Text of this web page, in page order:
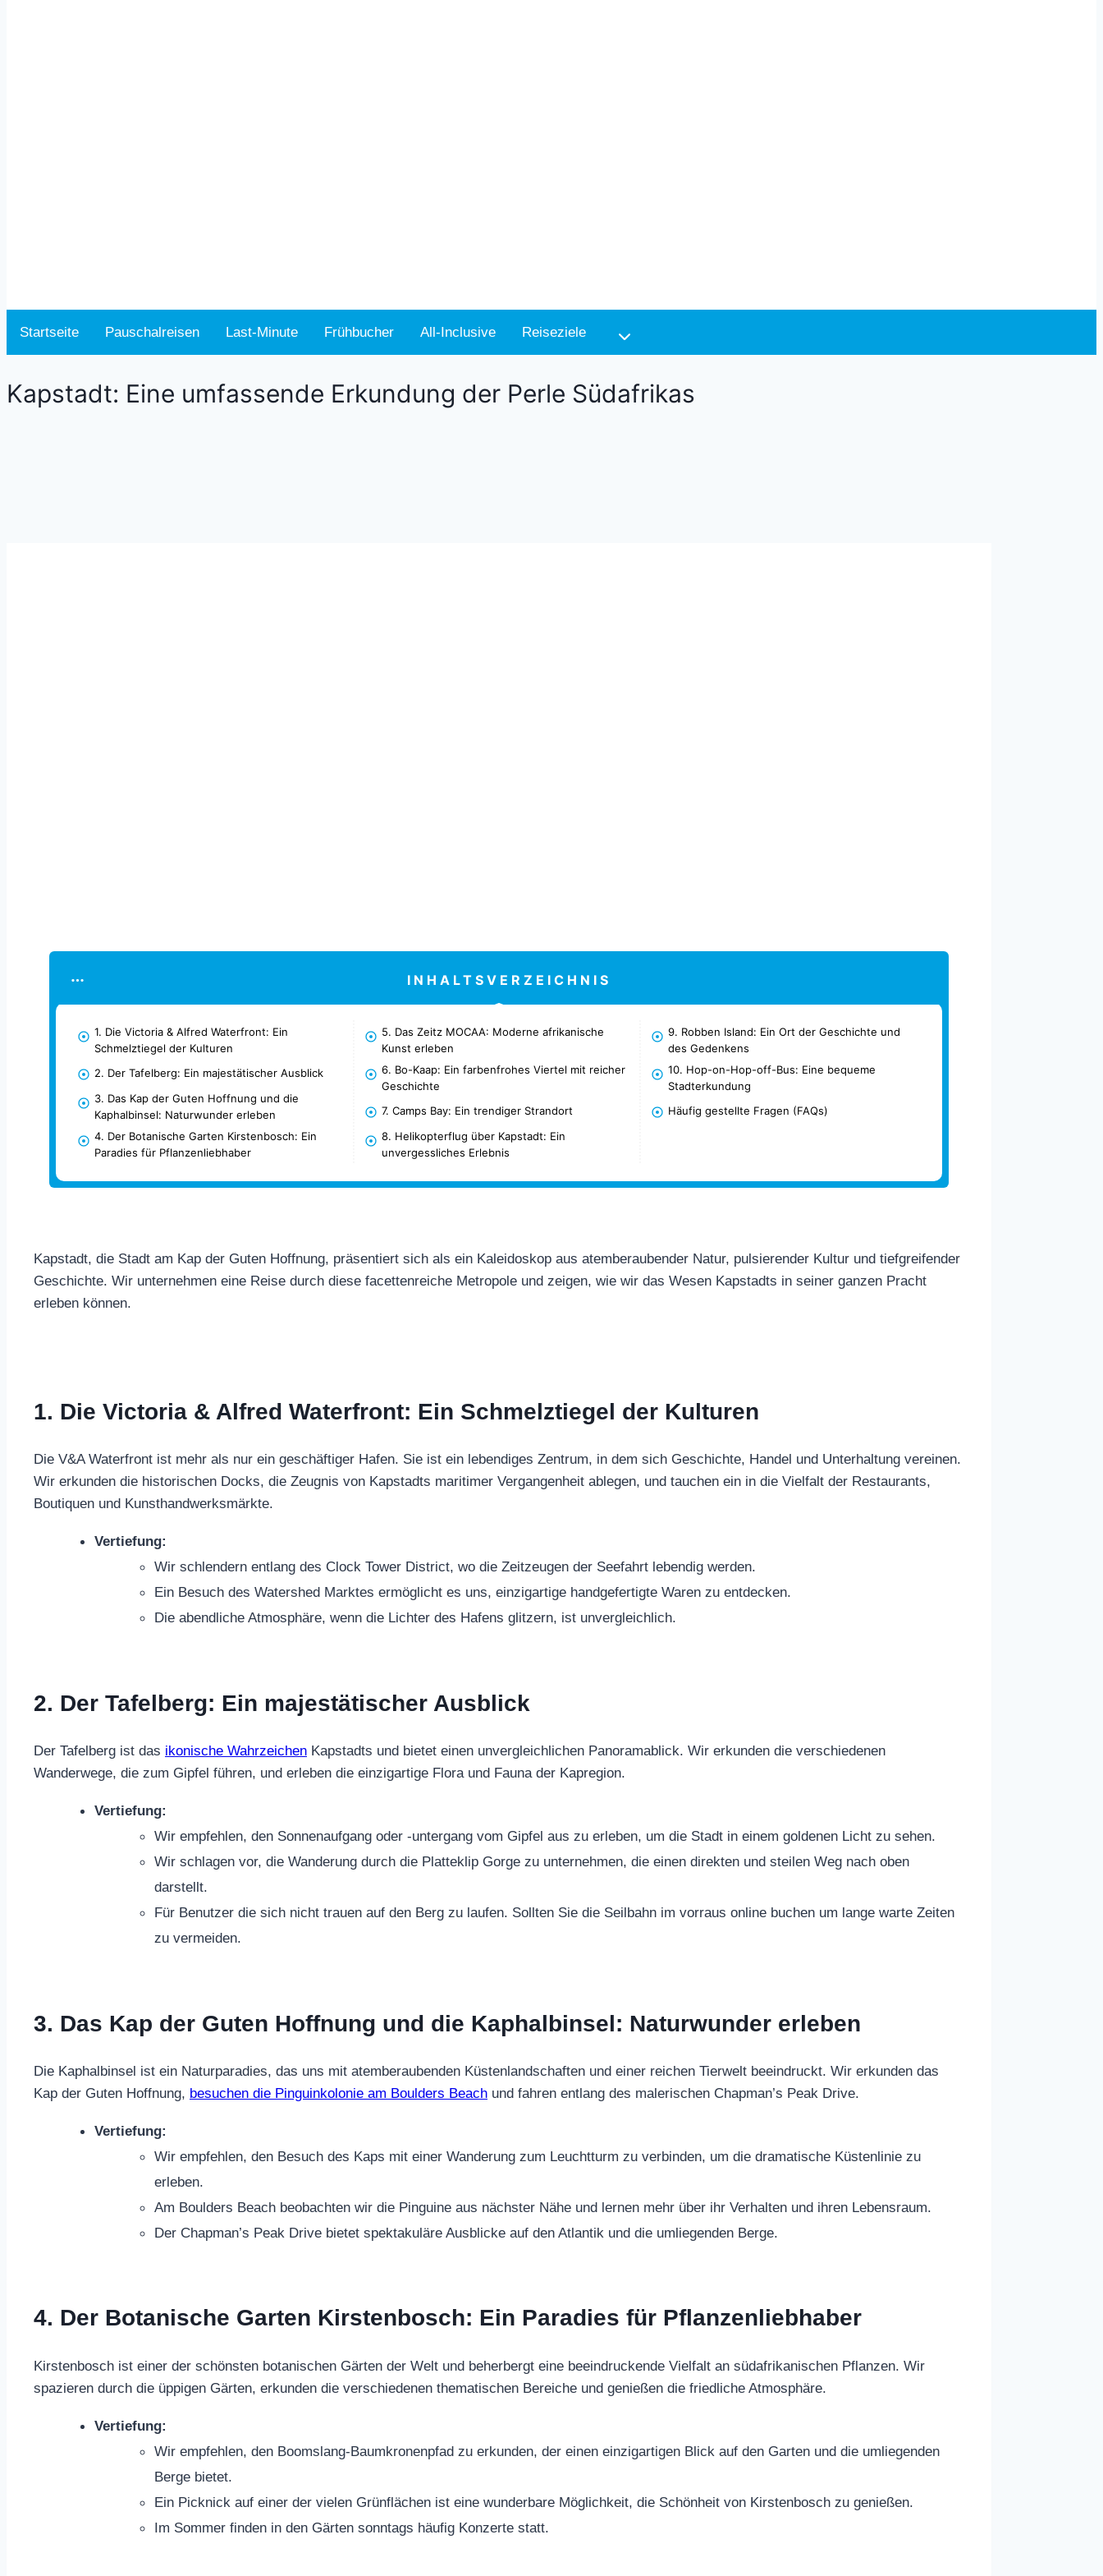
Startseite Pauschalreisen Last-Minute Frühbucher All-Inclusive Reiseziele
Kapstadt: Eine umfassende Erkundung der Perle Südafrikas
INHALTSVERZEICHNIS
1. Die Victoria & Alfred Waterfront: Ein
Schmelztiegel der Kulturen
2. Der Tafelberg: Ein majestätischer Ausblick
3. Das Kap der Guten Hoffnung und die
Kaphalbinsel: Naturwunder erleben
4. Der Botanische Garten Kirstenbosch: Ein
Paradies für Pflanzenliebhaber
5. Das Zeitz MOCAA: Moderne afrikanische
Kunst erleben
6. Bo-Kaap: Ein farbenfrohes Viertel mit reicher
Geschichte
7. Camps Bay: Ein trendiger Strandort
8. Helikopterflug über Kapstadt: Ein
unvergessliches Erlebnis
9. Robben Island: Ein Ort der Geschichte und
des Gedenkens
10. Hop-on-Hop-off-Bus: Eine bequeme
Stadterkundung
Häufig gestellte Fragen (FAQs)
Kapstadt, die Stadt am Kap der Guten Hoffnung, präsentiert sich als ein Kaleidoskop aus atemberaubender Natur, pulsierender Kultur und tiefgreifender
Geschichte. Wir unternehmen eine Reise durch diese facettenreiche Metropole und zeigen, wie wir das Wesen Kapstadts in seiner ganzen Pracht
erleben können.
1. Die Victoria & Alfred Waterfront: Ein Schmelztiegel der Kulturen
Die V&A Waterfront ist mehr als nur ein geschäftiger Hafen. Sie ist ein lebendiges Zentrum, in dem sich Geschichte, Handel und Unterhaltung vereinen.
Wir erkunden die historischen Docks, die Zeugnis von Kapstadts maritimer Vergangenheit ablegen, und tauchen ein in die Vielfalt der Restaurants,
Boutiquen und Kunsthandwerksmärkte.
Vertiefung:
Wir schlendern entlang des Clock Tower District, wo die Zeitzeugen der Seefahrt lebendig werden.
Ein Besuch des Watershed Marktes ermöglicht es uns, einzigartige handgefertigte Waren zu entdecken.
Die abendliche Atmosphäre, wenn die Lichter des Hafens glitzern, ist unvergleichlich.
2. Der Tafelberg: Ein majestätischer Ausblick
Der Tafelberg ist das ikonische Wahrzeichen Kapstadts und bietet einen unvergleichlichen Panoramablick. Wir erkunden die verschiedenen
Wanderwege, die zum Gipfel führen, und erleben die einzigartige Flora und Fauna der Kapregion.
Vertiefung:
Wir empfehlen, den Sonnenaufgang oder -untergang vom Gipfel aus zu erleben, um die Stadt in einem goldenen Licht zu sehen.
Wir schlagen vor, die Wanderung durch die Platteklip Gorge zu unternehmen, die einen direkten und steilen Weg nach oben
darstellt.
Für Benutzer die sich nicht trauen auf den Berg zu laufen. Sollten Sie die Seilbahn im vorraus online buchen um lange warte Zeiten
zu vermeiden.
3. Das Kap der Guten Hoffnung und die Kaphalbinsel: Naturwunder erleben
Die Kaphalbinsel ist ein Naturparadies, das uns mit atemberaubenden Küstenlandschaften und einer reichen Tierwelt beeindruckt. Wir erkunden das
Kap der Guten Hoffnung, besuchen die Pinguinkolonie am Boulders Beach und fahren entlang des malerischen Chapman’s Peak Drive.
Vertiefung:
Wir empfehlen, den Besuch des Kaps mit einer Wanderung zum Leuchtturm zu verbinden, um die dramatische Küstenlinie zu
erleben.
Am Boulders Beach beobachten wir die Pinguine aus nächster Nähe und lernen mehr über ihr Verhalten und ihren Lebensraum.
Der Chapman’s Peak Drive bietet spektakuläre Ausblicke auf den Atlantik und die umliegenden Berge.
4. Der Botanische Garten Kirstenbosch: Ein Paradies für Pflanzenliebhaber
Kirstenbosch ist einer der schönsten botanischen Gärten der Welt und beherbergt eine beeindruckende Vielfalt an südafrikanischen Pflanzen. Wir
spazieren durch die üppigen Gärten, erkunden die verschiedenen thematischen Bereiche und genießen die friedliche Atmosphäre.
Vertiefung:
Wir empfehlen, den Boomslang-Baumkronenpfad zu erkunden, der einen einzigartigen Blick auf den Garten und die umliegenden
Berge bietet.
Ein Picknick auf einer der vielen Grünflächen ist eine wunderbare Möglichkeit, die Schönheit von Kirstenbosch zu genießen.
Im Sommer finden in den Gärten sonntags häufig Konzerte statt.